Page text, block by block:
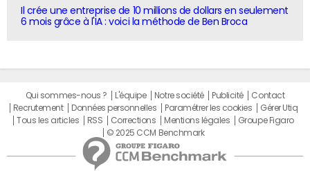
Il crée une entreprise de 10 millions de dollars en seulement
6 mois grâce à l'IA : voici la méthode de Ben Broca
Qui sommes-nous ? L'équipe Notre société Publicité
Contact
Recrutement
Données personnelles Paramétrer les cookies
Gérer Utiq
Tous les articles
RSS Corrections Mentions légales
Groupe Figaro
© 2025 CCM Benchmark